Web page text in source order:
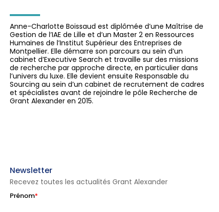
Anne-Charlotte Boissaud est diplômée d’une Maîtrise de
Gestion de l’IAE de Lille et d’un Master 2 en Ressources
Humaines de l’Institut Supérieur des Entreprises de
Montpellier. Elle démarre son parcours au sein d’un
cabinet d’Executive Search et travaille sur des missions
de recherche par approche directe, en particulier dans
l’univers du luxe. Elle devient ensuite Responsable du
Sourcing au sein d’un cabinet de recrutement de cadres
et spécialistes avant de rejoindre le pôle Recherche de
Grant Alexander en 2015.
Newsletter
Recevez toutes les actualités Grant Alexander